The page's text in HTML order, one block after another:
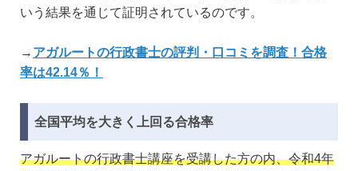
いう結果を通じて証明されているのです。
→ アガルートの行政書士の評判・口コミを調査！合格
率は42.14％！
全国平均を大きく上回る合格率
アガルートの行政書士講座を受講した方の内、令和4年